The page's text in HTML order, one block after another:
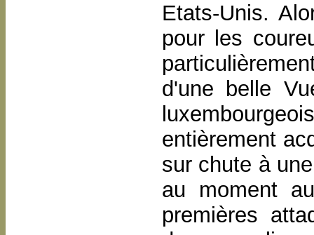
Etats-Unis.
pour les
d'une belle
entièrement
sur chute à
au moment
premières